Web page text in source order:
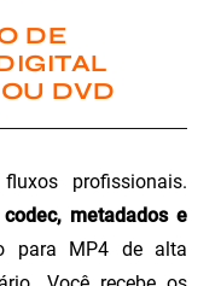
DE
DVD
profissionais.
metadados e
para MP4 de alta